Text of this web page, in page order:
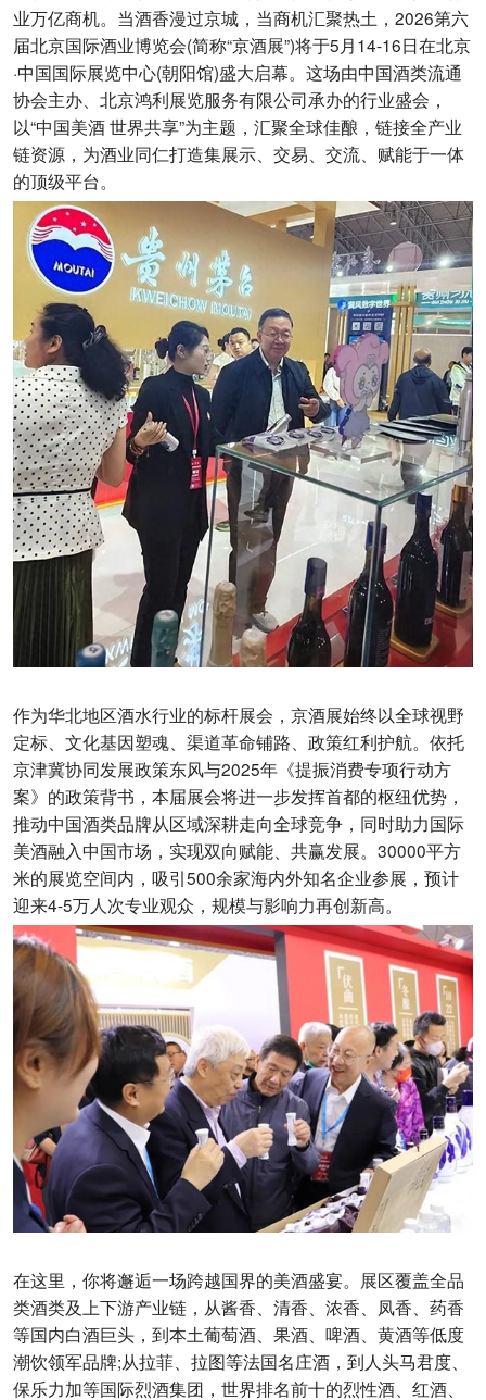
业万亿商机。当酒香漫过京城，当商机汇聚热土，2026第六
届北京国际酒业博览会(简称“京酒展”)将于5月14-16日在北京
·中国国际展览中心(朝阳馆)盛大启幕。这场由中国酒类流通
协会主办、北京鸿利展览服务有限公司承办的行业盛会，
以“中国美酒 世界共享”为主题，汇聚全球佳酿，链接全产业
链资源，为酒业同仁打造集展示、交易、交流、赋能于一体
的顶级平台。
作为华北地区酒水行业的标杆展会，京酒展始终以全球视野
定标、文化基因塑魂、渠道革命铺路、政策红利护航。依托
京津冀协同发展政策东风与2025年《提振消费专项行动方
案》的政策背书，本届展会将进一步发挥首都的枢纽优势，
推动中国酒类品牌从区域深耕走向全球竞争，同时助力国际
美酒融入中国市场，实现双向赋能、共赢发展。30000平方
米的展览空间内，吸引500余家海内外知名企业参展，预计
迎来4-5万人次专业观众，规模与影响力再创新高。
在这里，你将邂逅一场跨越国界的美酒盛宴。展区覆盖全品
类酒类及上下游产业链，从酱香、清香、浓香、凤香、药香
等国内白酒巨头，到本土葡萄酒、果酒、啤酒、黄酒等低度
潮饮领军品牌;从拉菲、拉图等法国名庄酒，到人头马君度、
保乐力加等国际烈酒集团，世界排名前十的烈性酒、红酒、